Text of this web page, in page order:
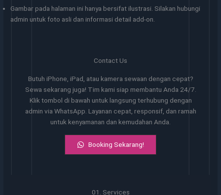
Gambar pada halaman ini hanya bersifat ilustrasi. Silakan hubungi
admin untuk foto asli dan informasi detail add-on.
Contact Us
Butuh iPhone, iPad, atau kamera sewaan dengan cepat?
Sewa sekarang juga! Tim kami siap membantu Anda 24/7.
Klik tombol di bawah untuk langsung terhubung dengan
admin via WhatsApp. Layanan cepat, responsif, dan ramah
untuk kenyamanan dan kemudahan Anda.
Booking Sekarang!
01. Services